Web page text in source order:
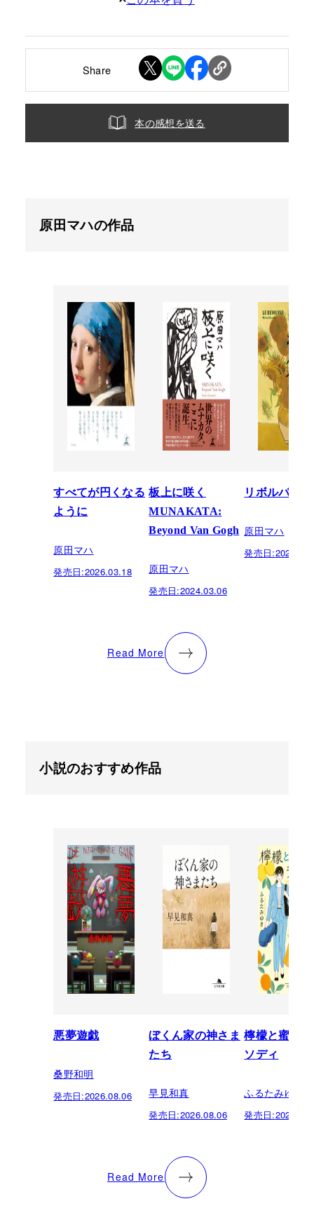
Share
本の感想を送る
原田マハの作品
すべてが円くなる
ように
原田マハ
発売日:2026.03.18
板上に咲く
MUNAKATA:
Beyond Van Gogh
原田マハ
発売日:2024.03.06
リボルバー
原田マハ
発売日:
Read More
小説のおすすめ作品
悪夢遊戯
桑野和明
発売日:2026.08.06
ぼくん家の神さま
たち
早見和真
発売日:2026.08.06
檸檬と蜜柑
ソディ
ふるたみゆき
発売日:
Read More